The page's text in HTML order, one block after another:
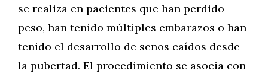
se realiza en pacientes que han perdido
peso, han tenido múltiples embarazos o han
tenido el desarrollo de senos caídos desde
la pubertad. El procedimiento se asocia con